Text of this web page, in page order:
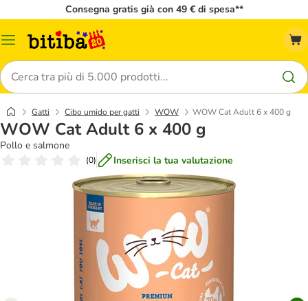
Consegna gratis già con 49 € di spesa**
Overview
Cerca
Gatti Cibo umido per gatti WOW WOW Cat Adult 6 x 400 g
WOW Cat Adult 6 x 400 g
Pollo e salmone
(0) Inserisci la tua valutazione